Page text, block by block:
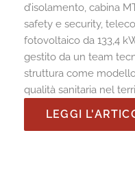
d’isolamento, cabina
safety e security,
fotovoltaico da 133,4
gestito da un team
struttura come
qualità sanitaria nel
LEGGI